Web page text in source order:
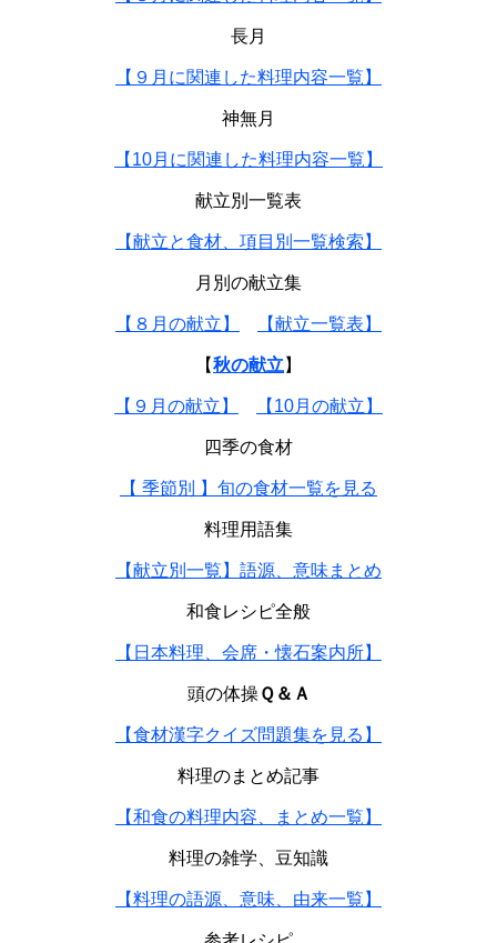
長月
【９月に関連した料理内容一覧】
神無月
【10月に関連した料理内容一覧】
献立別一覧表
【献立と食材、項目別一覧検索】
月別の献立集
【８月の献立】 【献立一覧表】
【秋の献立 】
【９月の献立】 【10月の献立】
四季の食材
【 季節別 】旬の食材一覧を見る
料理用語集
【献立別一覧】語源、意味まとめ
和食レシピ全般
【日本料理、会席・懐石案内所】
頭の体操Ｑ＆Ａ
【食材漢字クイズ問題集を見る】
料理のまとめ記事
【和食の料理内容、まとめ一覧】
料理の雑学、豆知識
【料理の語源、意味、由来一覧】